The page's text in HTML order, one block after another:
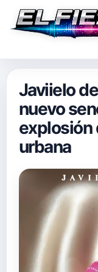
Javiielo
nuevo
explosión
urbana